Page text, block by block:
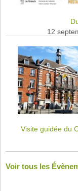
12
Visite guidée du
Voir tous les